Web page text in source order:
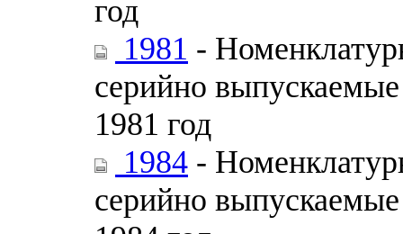
год
1981 -
серийно
1981 год
1984 -
серийно